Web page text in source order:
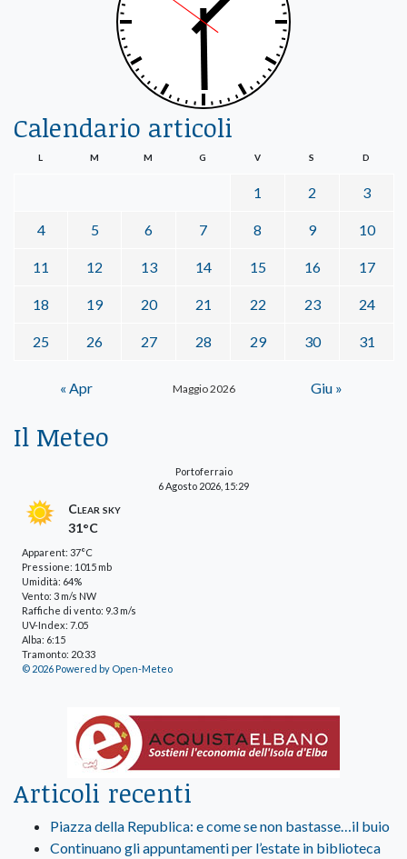
Calendario articoli
Maggio 2026
L M M G V S D
1 2 3
4 5 6 7 8 9 10
11 12 13 14 15 16 17
18 19 20 21 22 23 24
25 26 27 28 29 30 31
« Apr Giu »
Il Meteo
Portoferraio
6 Agosto 2026, 15:29
Clear sky
31°C
Apparent: 37°C
Pressione: 1015 mb
Umidità: 64%
Vento: 3 m/s NW
Raffiche di vento: 9.3 m/s
UV-Index: 7.05
Alba: 6:15
Tramonto: 20:33
© 2026 Powered by Open-Meteo
Articoli recenti
Piazza della Republica: e come se non bastasse…il buio
Continuano gli appuntamenti per l’estate in biblioteca